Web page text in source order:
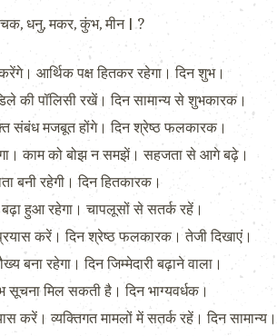
धनु, मकर, कुंभ, मीन | ?
आर्थिक पक्ष हितकर रहेगा। दिन शुभ।
की पॉलिसी रखें। दिन सामान्य से शुभकारक।
संबंध मजबूत होंगे। दिन श्रेष्ठ फलकारक।
काम को बोझ न समझें। सहजता से आगे बढ़े।
बनी रहेगी। दिन हितकारक।
हुआ रहेगा। चापलूसों से सतर्क रहें।
करें। दिन श्रेष्ठ फलकारक। तेजी दिखाएं।
रहेगा। दिन जिम्मेदारी बढ़ाने वाला।
मिल सकती है। दिन भाग्यवर्धक।
व्यक्तिगत मामलों में सतर्क रहें। दिन सामान्य।